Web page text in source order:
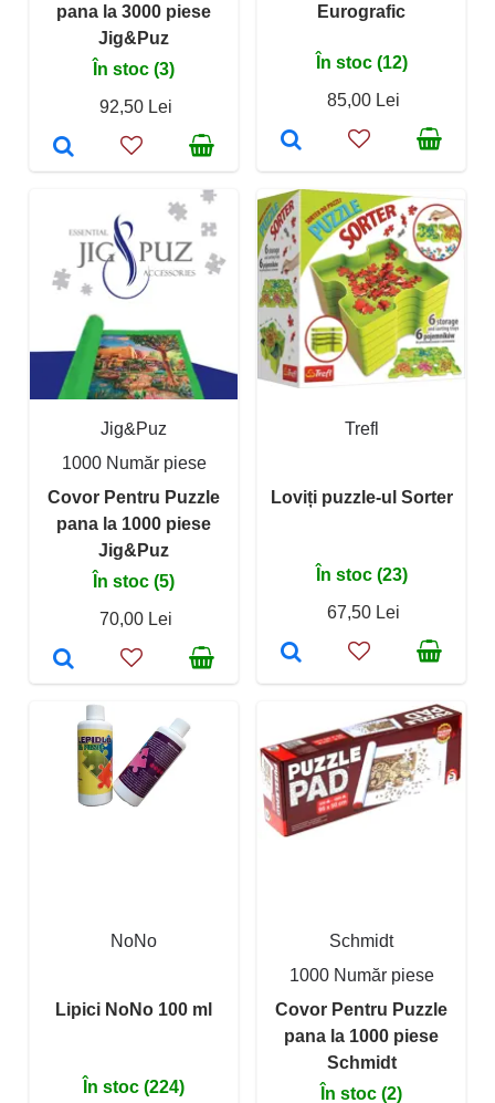
pana la 3000 piese
Jig&Puz
În stoc (3)
92,50 Lei
Eurografic
În stoc (12)
85,00 Lei
Jig&Puz
1000 Număr piese
Covor Pentru Puzzle
pana la 1000 piese
Jig&Puz
În stoc (5)
70,00 Lei
Trefl
Loviți puzzle-ul Sorter
În stoc (23)
67,50 Lei
NoNo
Lipici NoNo 100 ml
În stoc (224)
Schmidt
1000 Număr piese
Covor Pentru Puzzle
pana la 1000 piese
Schmidt
În stoc (2)